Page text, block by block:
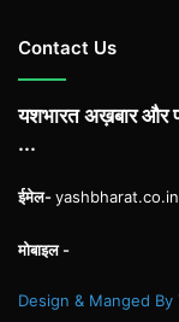
Contact Us
यशभारत अख़बार और
...
ईमेल-
मोबाइल -
Design & Manged